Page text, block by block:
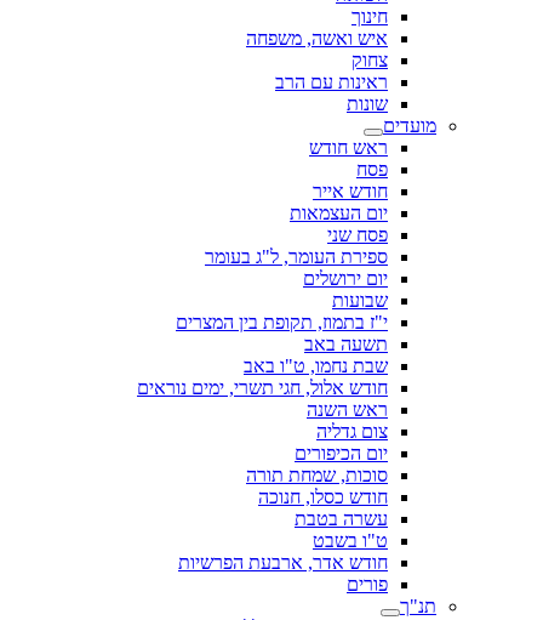
חינוך
איש ואשה, משפחה
צחוק
ראינות עם הרב
שונות
מועדים
ראש חודש
פסח
חודש אייר
יום העצמאות
פסח שני
ספירת העומר, ל"ג בעומר
יום ירושלים
שבועות
י"ז בתמוז, תקופת בין המצרים
תשעה באב
שבת נחמו, ט"ו באב
חודש אלול, חגי תשרי, ימים נוראים
ראש השנה
צום גדליה
יום הכיפורים
סוכות, שמחת תורה
חודש כסלו, חנוכה
עשרה בטבת
ט"ו בשבט
חודש אדר, ארבעת הפרשיות
פורים
תנ"ך